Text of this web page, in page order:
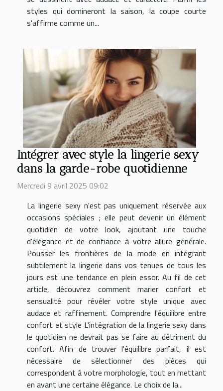
styles qui domineront la saison, la coupe courte
s'affirme comme un...
Intégrer avec style la lingerie sexy
dans la garde-robe quotidienne
Mercredi 9 avril 2025 09:02
La lingerie sexy n'est pas uniquement réservée aux
occasions spéciales ; elle peut devenir un élément
quotidien de votre look, ajoutant une touche
d'élégance et de confiance à votre allure générale.
Pousser les frontières de la mode en intégrant
subtilement la lingerie dans vos tenues de tous les
jours est une tendance en plein essor. Au fil de cet
article, découvrez comment marier confort et
sensualité pour révéler votre style unique avec
audace et raffinement. Comprendre l'équilibre entre
confort et style L'intégration de la lingerie sexy dans
le quotidien ne devrait pas se faire au détriment du
confort. Afin de trouver l'équilibre parfait, il est
nécessaire de sélectionner des pièces qui
correspondent à votre morphologie, tout en mettant
en avant une certaine élégance. Le choix de la...